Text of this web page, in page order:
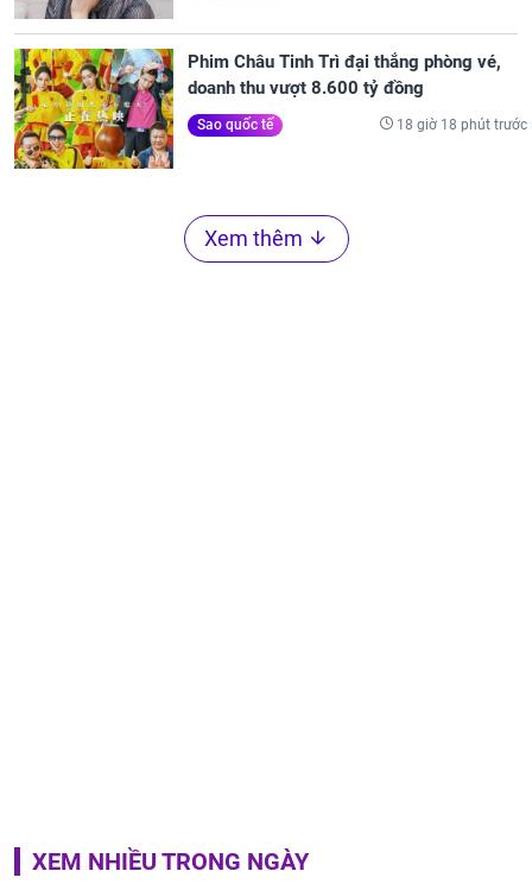
Phim Châu Tinh Trì đại thắng phòng vé,
doanh thu vượt 8.600 tỷ đồng
Sao quốc tế 18 giờ 18 phút trước
Xem thêm
XEM NHIỀU TRONG NGÀY